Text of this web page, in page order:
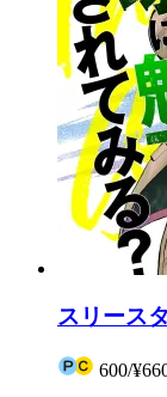
スリース
600/